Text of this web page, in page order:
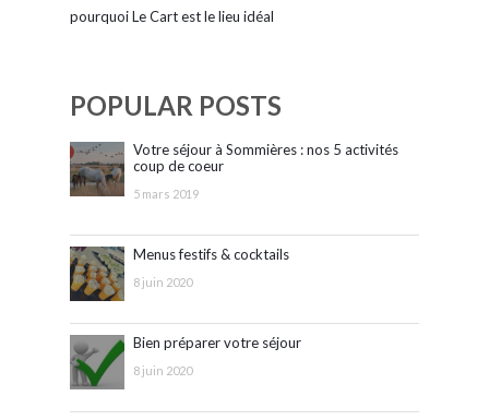
pourquoi Le Cart est le lieu idéal
POPULAR POSTS
Votre séjour à Sommières : nos 5 activités
coup de coeur
5 mars 2019
Menus festifs & cocktails
8 juin 2020
Bien préparer votre séjour
8 juin 2020